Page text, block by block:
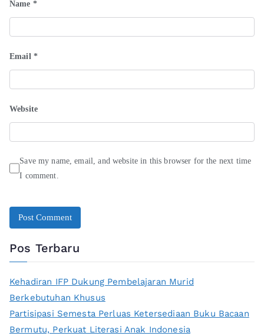
Name *
Email *
Website
Save my name, email, and website in this browser for the next time
I comment.
Pos Terbaru
Kehadiran IFP Dukung Pembelajaran Murid
Berkebutuhan Khusus
Partisipasi Semesta Perluas Ketersediaan Buku Bacaan
Bermutu, Perkuat Literasi Anak Indonesia